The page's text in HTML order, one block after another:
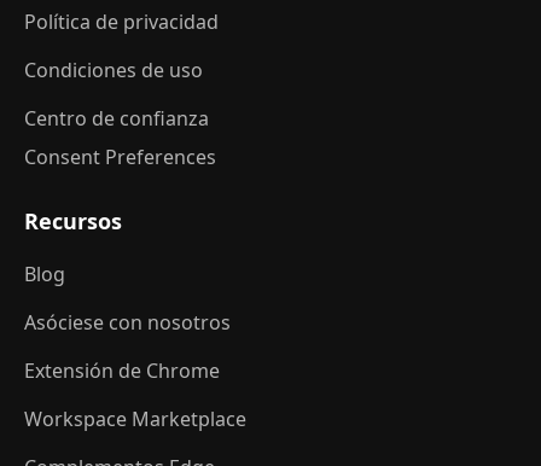
Política de privacidad
Condiciones de uso
Centro de confianza
Consent Preferences
Recursos
Blog
Asóciese con nosotros
Extensión de Chrome
Workspace Marketplace